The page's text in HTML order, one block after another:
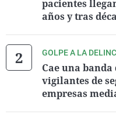
pacientes
años y tras
GOLPE A LA
Cae una
vigilantes de
empresas